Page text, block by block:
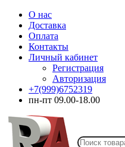
О нас
Доставка
Оплата
Контакты
Личный кабинет
Регистрация
Авторизация
+7(999)6752319
пн-пт 09.00-18.00